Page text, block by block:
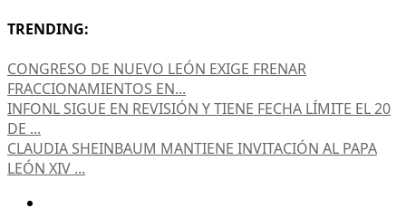
TRENDING:
CONGRESO DE NUEVO LEÓN EXIGE FRENAR
FRACCIONAMIENTOS EN...
INFONL SIGUE EN REVISIÓN Y TIENE FECHA LÍMITE EL 20
DE ...
CLAUDIA SHEINBAUM MANTIENE INVITACIÓN AL PAPA
LEÓN XIV ...